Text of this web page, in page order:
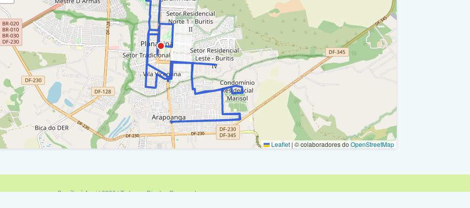
Praça Pe. Antonio / Ra Vi
Avenida Marechal Deodoro / Ra Vi
Avenida Marechal Deodoro / Rua 13 De Maio / Ra
Rua 13 De Maio / Avenida Marechal Deodoro / Ra
Vi
Avenida Marechal Deodoro / Avenida Floriano
Peixoto / Ra Vi
Avenida Marechal Deodoro / Ra Vi
Leaflet | © colaboradores doOpenStreetMap
Brasília é Aqui | 2026 | Todos os Direitos Reservados